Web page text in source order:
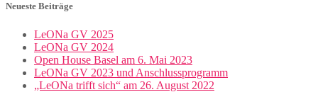
Neueste Beiträge
LeONa GV 2025
LeONa GV 2024
Open House Basel am 6. Mai 2023
LeONa GV 2023 und Anschlussprogramm
„LeONa trifft sich“ am 26. August 2022